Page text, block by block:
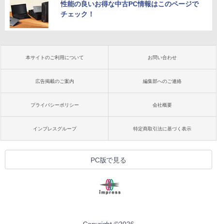
性能の良いお得な中古PC情報はこのページで
チェック！
本サイトのご利用について お問い合わせ
広告掲載のご案内 編集部へのご連絡
プライバシーポリシー 会社概要
インプレスグループ 特定商取引法に基づく表示
PC版で見る